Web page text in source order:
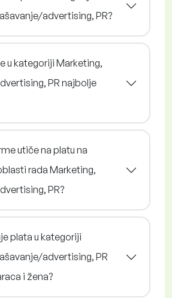
Marketing, oglašavanje/advertising, PR?
u kategoriji Marketing,
PR najbolje
utiče na platu na
rada Marketing,
oglašavanje/advertising, PR?
plata u kategoriji
advertising, PR
i žena?